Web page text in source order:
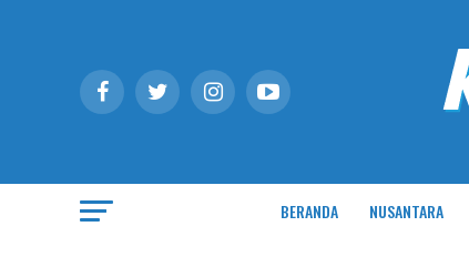
BERANDA NUSANTARA